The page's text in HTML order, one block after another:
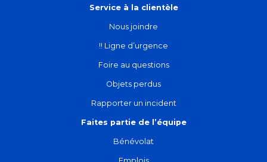
Service à la clientèle
Nous joindre
!! Ligne d’urgence
Foire au questions
Objets perdus
Rapporter un incident
Faites partie de l’équipe
Bénévolat